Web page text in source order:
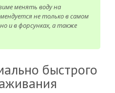
менять воду на
не только в самом
и в форсунках, а также
быстрого